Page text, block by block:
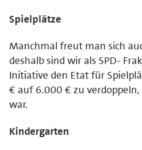
Spielplätze
Manchmal freut man sich
deshalb sind wir als SPD-
Initiative den Etat für
€ auf 6.000 € zu
war.
Kindergarten